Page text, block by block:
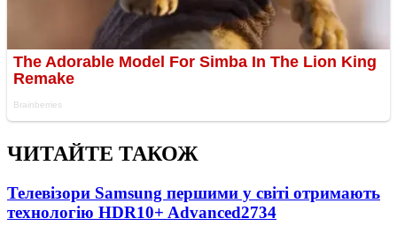
ЧИТАЙТЕ ТАКОЖ
Телевізори Samsung першими у світі отримають
технологію HDR10+ Advanced2734